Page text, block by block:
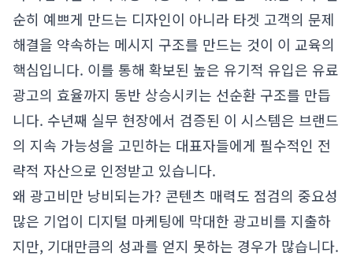
순히 예쁘게 만드는 디자인이 아니라 타겟 고객의 문제
해결을 약속하는 메시지 구조를 만드는 것이 이 교육의
핵심입니다. 이를 통해 확보된 높은 유기적 유입은 유료
광고의 효율까지 동반 상승시키는 선순환 구조를 만듭
니다. 수년째 실무 현장에서 검증된 이 시스템은 브랜드
의 지속 가능성을 고민하는 대표자들에게 필수적인 전
략적 자산으로 인정받고 있습니다.
왜 광고비만 낭비되는가? 콘텐츠 매력도 점검의 중요성
많은 기업이 디지털 마케팅에 막대한 광고비를 지출하
지만, 기대만큼의 성과를 얻지 못하는 경우가 많습니다.